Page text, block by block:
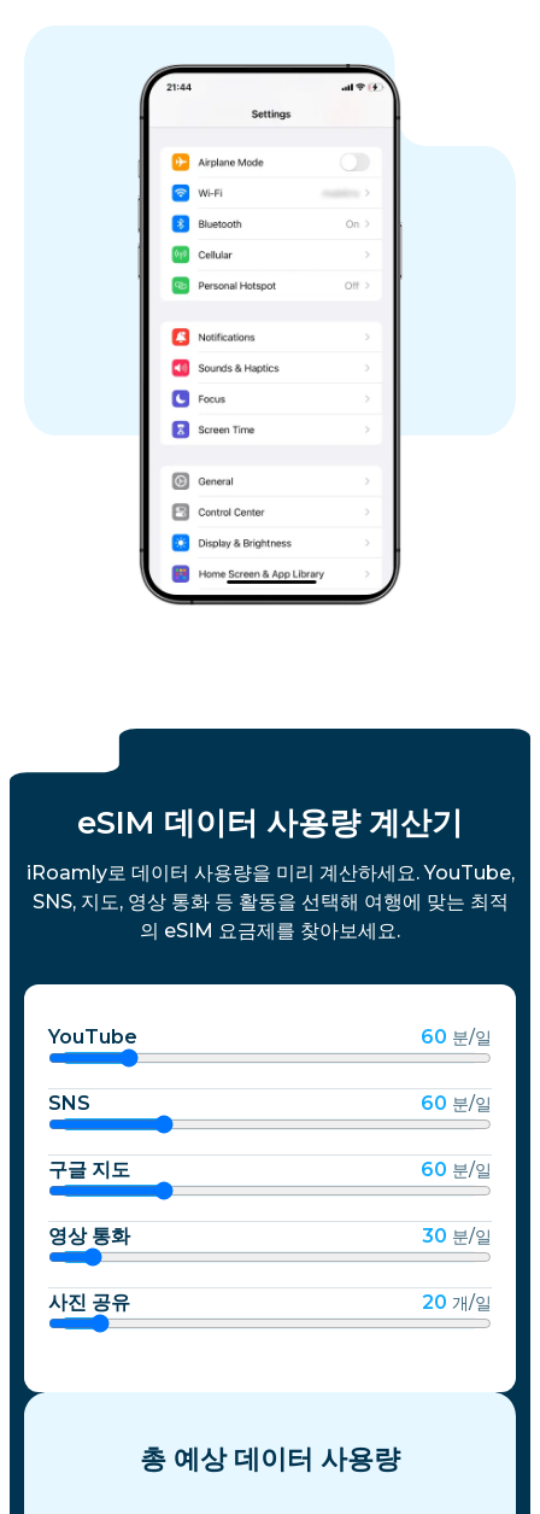
eSIM 데이터 사용량 계산기
iRoamly로 데이터 사용량을 미리 계산하세요. YouTube,
SNS, 지도, 영상 통화 등 활동을 선택해 여행에 맞는 최적
의 eSIM 요금제를 찾아보세요.
YouTube 60 분/일
SNS 60 분/일
구글 지도 60 분/일
영상 통화 30 분/일
사진 공유 20 개/일
총 예상 데이터 사용량